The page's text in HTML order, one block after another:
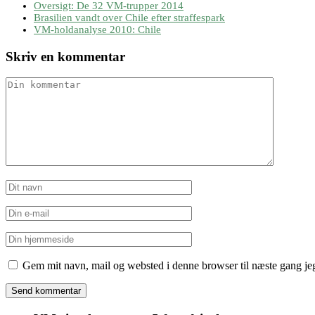
Oversigt: De 32 VM-trupper 2014
Brasilien vandt over Chile efter straffespark
VM-holdanalyse 2010: Chile
Skriv en kommentar
Gem mit navn, mail og websted i denne browser til næste gang